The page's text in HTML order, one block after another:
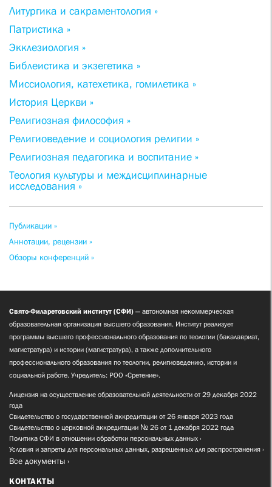
Литургика и сакраментология »
Патристика »
Экклезиология »
Библеистика и экзегетика »
Миссиология, катехетика, гомилетика »
История Церкви »
Религиозная философия »
Религиоведение и социология религии »
Религиозная педагогика и воспитание »
Теология культуры и междисциплинарные
исследования »
Публикации »
Аннотации, рецензии »
Обзоры конференций »
Свято-Филаретовский институт (СФИ) — автономная некоммерческая
образовательная организация высшего образования. Институт реализует
программы высшего профессионального образования по теологии (бакалавриат,
магистратура) и истории (магистратура), а также дополнительного
профессионального образования по теологии, религиоведению, истории и
социальной работе. Учредитель: РОО «Сретение».
Лицензия на осуществление образовательной деятельности от 29 декабря 2022
года
Свидетельство о государственной аккредитации от 26 января 2023 года
Свидетельство о церковной аккредитации № 26 от 1 декабря 2022 года
Политика СФИ в отношении обработки персональных данных
Условия и запреты для персональных данных, разрешенных для распространения
Все документы
КОНТАКТЫ